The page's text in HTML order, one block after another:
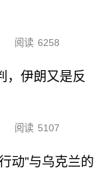
阅读 6258
，伊朗又是反
阅读 5107
动”与乌克兰的